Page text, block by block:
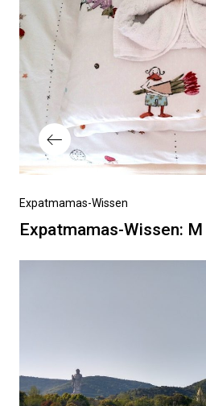
Vorheriger
Beitrag
Expatmamas-Wissen
Expatmamas-Wissen: